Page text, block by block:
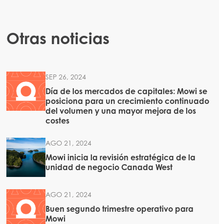
Otras noticias
SEP 26, 2024
Día de los mercados de capitales: Mowi se
posiciona para un crecimiento continuado
del volumen y una mayor mejora de los
costes
AGO 21, 2024
Mowi inicia la revisión estratégica de la
unidad de negocio Canada West
AGO 21, 2024
Buen segundo trimestre operativo para
Mowi